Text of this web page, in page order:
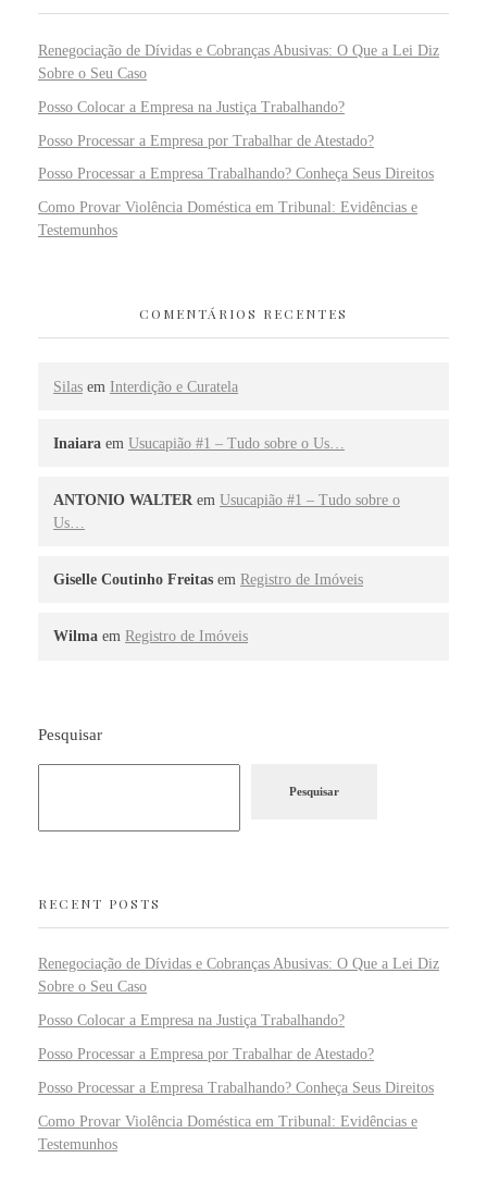
Renegociação de Dívidas e Cobranças Abusivas: O Que a Lei Diz
Sobre o Seu Caso
Posso Colocar a Empresa na Justiça Trabalhando?
Posso Processar a Empresa por Trabalhar de Atestado?
Posso Processar a Empresa Trabalhando? Conheça Seus Direitos
Como Provar Violência Doméstica em Tribunal: Evidências e
Testemunhos
COMENTÁRIOS RECENTES
Silas em Interdição e Curatela
Inaiara em Usucapião #1 – Tudo sobre o Us…
ANTONIO WALTER em Usucapião #1 – Tudo sobre o
Us…
Giselle Coutinho Freitas em Registro de Imóveis
Wilma em Registro de Imóveis
Pesquisar
Pesquisar
RECENT POSTS
Renegociação de Dívidas e Cobranças Abusivas: O Que a Lei Diz
Sobre o Seu Caso
Posso Colocar a Empresa na Justiça Trabalhando?
Posso Processar a Empresa por Trabalhar de Atestado?
Posso Processar a Empresa Trabalhando? Conheça Seus Direitos
Como Provar Violência Doméstica em Tribunal: Evidências e
Testemunhos